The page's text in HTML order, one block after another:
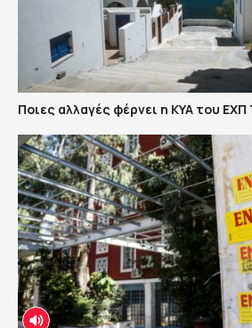
Ποιες αλλαγές φέρνει η ΚΥΑ του